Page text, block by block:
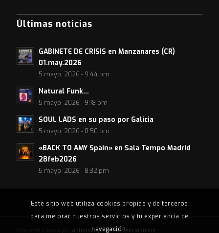
Últimas noticias
GABINETE DE CRISIS en Manzanares (CR)
01.may.2026
5 mayo, 2026 - 9:44 pm
Natural Funk…
5 mayo, 2026 - 9:18 pm
SOUL LADS en su paso por Galicia
5 mayo, 2026 - 8:50 pm
«BACK TO AMY Spain» en Sala Tempo Madrid
28feb2026
5 mayo, 2026 - 8:32 pm
antonio ayllón•tuespacioonline
Este sitio web utiliza cookies propias y de terceros
para mejorar nuestros servicios y tu experiencia de
navegación.